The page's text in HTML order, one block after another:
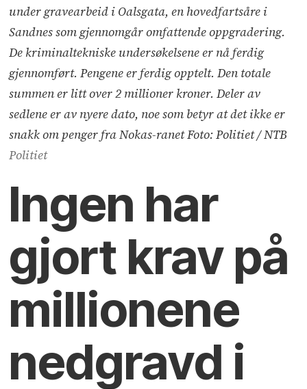
under gravearbeid i Oalsgata, en hovedfartsåre i
Sandnes som gjennomgår omfattende oppgradering.
De kriminaltekniske undersøkelsene er nå ferdig
gjennomført. Pengene er ferdig opptelt. Den totale
summen er litt over 2 millioner kroner. Deler av
sedlene er av nyere dato, noe som betyr at det ikke er
snakk om penger fra Nokas-ranet Foto: Politiet / NTB
Politiet
Ingen har
gjort krav på
millionene
nedgravd i